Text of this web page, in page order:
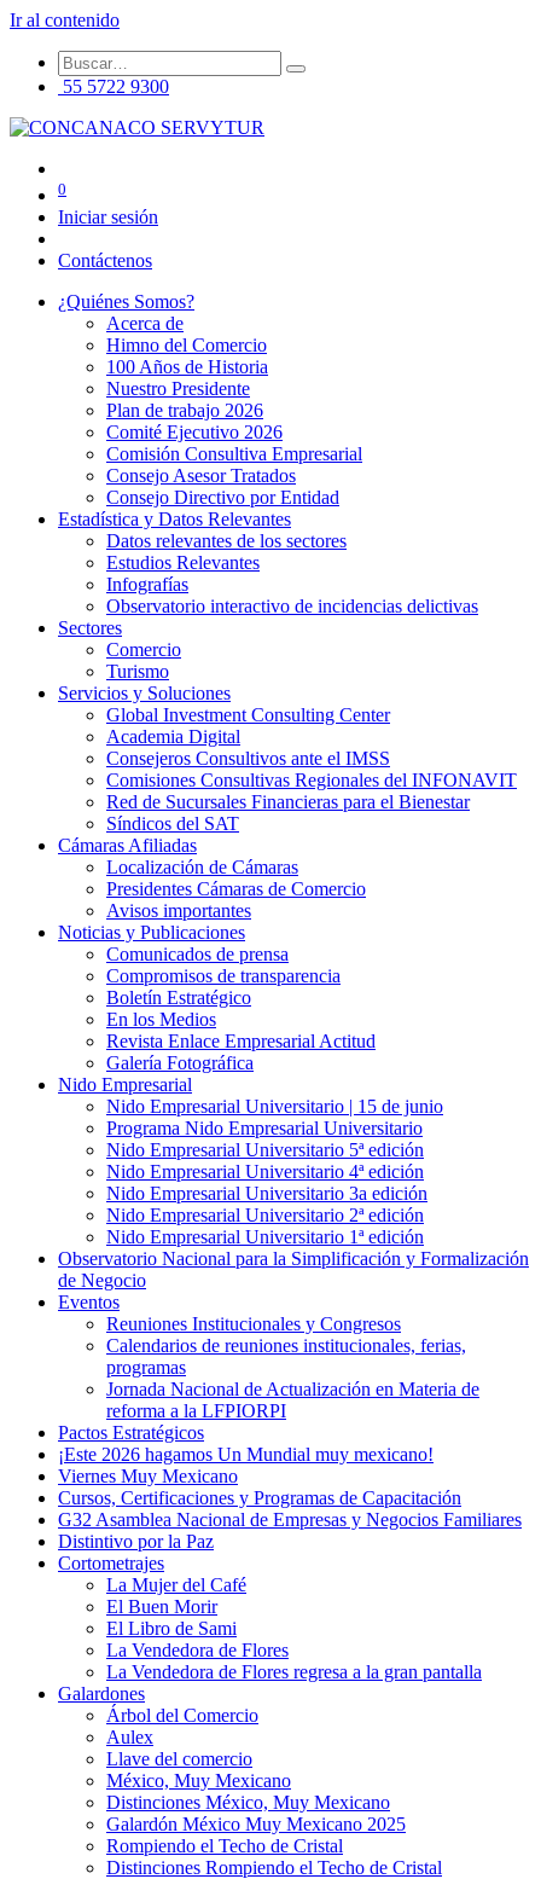
Ir al contenido
55 5722 9300
0
Iniciar sesión
Contáctenos
¿Quiénes Somos?
Acerca de
Himno del Comercio
100 Años de Historia
Nuestro Presidente
Plan de trabajo 2026
Comité Ejecutivo 2026
Comisión Consultiva Empresarial
Consejo Asesor Tratados
Consejo Directivo por Entidad
Estadística y Datos Relevantes
Datos relevantes de los sectores
Estudios Relevantes
Infografías
Observatorio interactivo de incidencias delictivas
Sectores
Comercio
Turismo
Servicios y Soluciones
Global Investment Consulting Center
Academia Digital
Consejeros Consultivos ante el IMSS
Comisiones Consultivas Regionales del INFONAVIT
Red de Sucursales Financieras para el Bienestar
Síndicos del SAT
Cámaras Afiliadas
Localización de Cámaras
Presidentes Cámaras de Comercio
Avisos importantes
Noticias y Publicaciones
Comunicados de prensa
Compromisos de transparencia
Boletín Estratégico
En los Medios
Revista Enlace Empresarial Actitud
Galería Fotográfica
Nido Empresarial
Nido Empresarial Universitario | 15 de junio
Programa Nido Empresarial Universitario
Nido Empresarial Universitario 5ª edición
Nido Empresarial Universitario 4ª edición
Nido Empresarial Universitario 3a edición
Nido Empresarial Universitario 2ª edición
Nido Empresarial Universitario 1ª edición
Observatorio Nacional para la Simplificación y Formalización
de Negocio
Eventos
Reuniones Institucionales y Congresos
Calendarios de reuniones institucionales, ferias,
programas
Jornada Nacional de Actualización en Materia de
reforma a la LFPIORPI
Pactos Estratégicos
¡Este 2026 hagamos Un Mundial muy mexicano!
Viernes Muy Mexicano
Cursos, Certificaciones y Programas de Capacitación
G32 Asamblea Nacional de Empresas y Negocios Familiares
Distintivo por la Paz
Cortometrajes
La Mujer del Café
El Buen Morir
El Libro de Sami
La Vendedora de Flores
La Vendedora de Flores regresa a la gran pantalla
Galardones
Árbol del Comercio
Aulex
Llave del comercio
México, Muy Mexicano
Distinciones México, Muy Mexicano
Galardón México Muy Mexicano 2025
Rompiendo el Techo de Cristal
Distinciones Rompiendo el Techo de Cristal